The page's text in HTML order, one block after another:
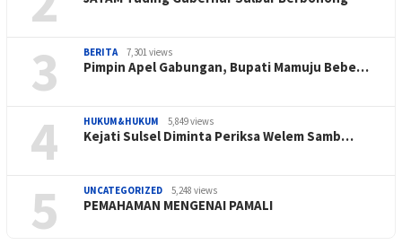
3 BERITA 7,301 views
Pimpin Apel Gabungan, Bupati Mamuju Bebe…
4 HUKUM&HUKUM 5,849 views
Kejati Sulsel Diminta Periksa Welem Samb…
5 UNCATEGORIZED 5,248 views
PEMAHAMAN MENGENAI PAMALI